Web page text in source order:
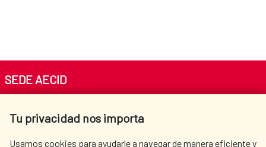
Tu privacidad nos importa
Usamos cookies para ayudarle a navegar de manera eficiente y
SEDE AECID
Tel. +34 900 20 30 54​​​​​​​